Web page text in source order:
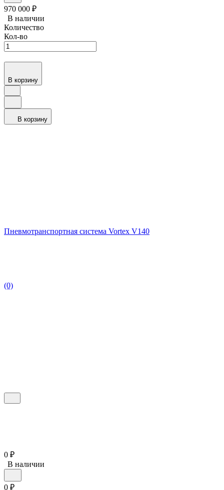
970 000 ₽
В наличии
Количество
Кол-во
В корзину
В корзину
Пневмотранспортная система Vortex V140
(0)
0 ₽
В наличии
0 ₽